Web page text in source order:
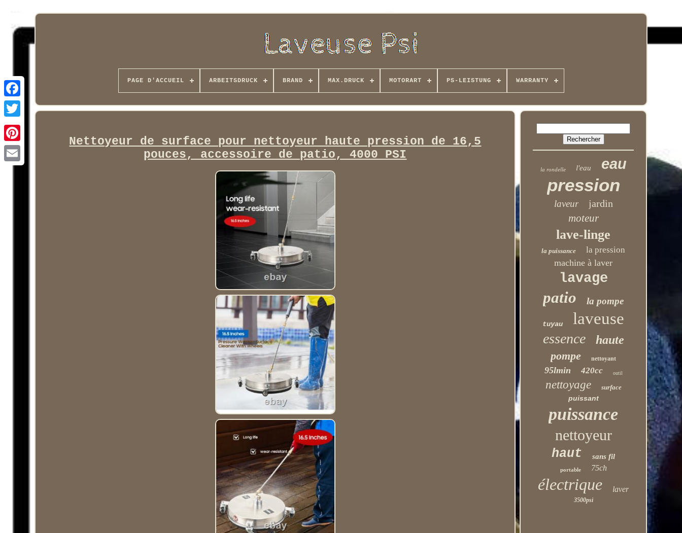
Facebook
PAGE D'ACCUEIL ARBEITSDRUCK BRAND MAX.DRUCK MOTORART PS-LEISTUNG WARRANTY
Nettoyeur de surface pour nettoyeur haute pression de 16,5
pouces, accessoire de patio, 4000 PSI
la rondelle l'eau eau
pression
laveur jardin
moteur
lave-linge
la puissance la pression
machine à laver
lavage
patio la pompe
tuyau laveuse
essence haute
pompe nettoyant
95lmin 420cc outil
nettoyage surface
puissant
puissance
nettoyeur
haut sans fil
portable 75ch
électrique laver
3500psi